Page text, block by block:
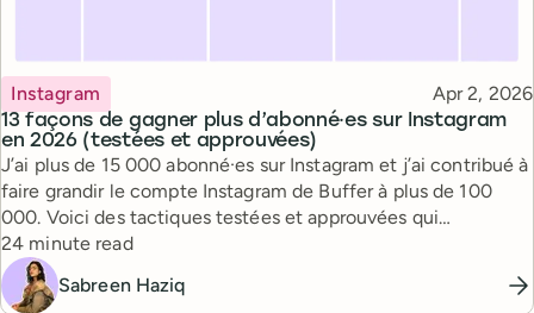
13 façons de gagner plus d’abonné·es sur Instagram
en 2026 (testées et approuvées)
Topic
Instagram Published
Apr 2, 2026
J’ai plus de 15 000 abonné·es sur Instagram et j’ai contribué à
faire grandir le compte Instagram de Buffer à plus de 100
000. Voici des tactiques testées et approuvées qui
fonctionnent vraiment.
Reading time
24 minute read
Sabreen Haziq